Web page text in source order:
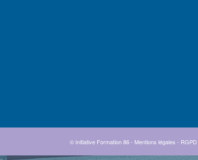
© Initiative Formation 86 - Mentions légales - RGPD